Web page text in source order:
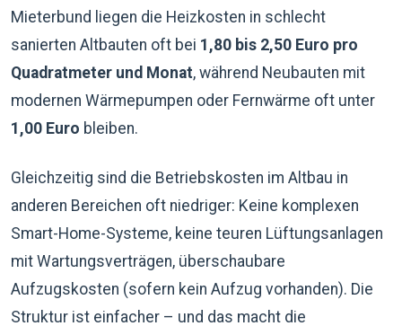
Mieterbund liegen die Heizkosten in schlecht
sanierten Altbauten oft bei 1,80 bis 2,50 Euro pro
Quadratmeter und Monat, während Neubauten mit
modernen Wärmepumpen oder Fernwärme oft unter
1,00 Euro bleiben.
Gleichzeitig sind die Betriebskosten im Altbau in
anderen Bereichen oft niedriger: Keine komplexen
Smart-Home-Systeme, keine teuren Lüftungsanlagen
mit Wartungsverträgen, überschaubare
Aufzugskosten (sofern kein Aufzug vorhanden). Die
Struktur ist einfacher – und das macht die